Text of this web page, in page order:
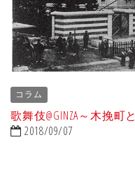
コラム
歌舞伎@GINZA～木挽町
2018/09/07